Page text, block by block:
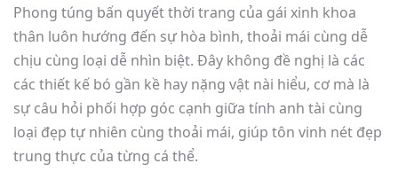
Phong túng bấn quyết thời trang của gái xinh khoa
thân luôn hướng đến sự hòa bình, thoải mái cùng dễ
chịu cùng loại dễ nhìn biệt. Đây không đề nghị là các
các thiết kế bó gần kề hay nặng vật nài hiểu, cơ mà là
sự câu hỏi phối hợp góc cạnh giữa tính anh tài cùng
loại đẹp tự nhiên cùng thoải mái, giúp tôn vinh nét đẹp
trung thực của từng cá thể.